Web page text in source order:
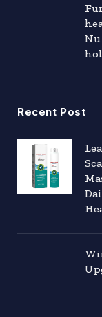
Nu
Recent Post